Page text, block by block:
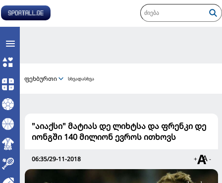
ფეხბურთი სხვადასხვა
"აიაქსი" მატიას დე ლიხტსა და ფრენკი დე
იონგში 140 მილიონ ევროს ითხოვს
06:35/29-11-2018 + -